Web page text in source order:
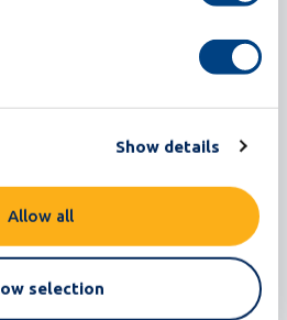
Show details
Allow all
selection
Geldard Farm Eggs